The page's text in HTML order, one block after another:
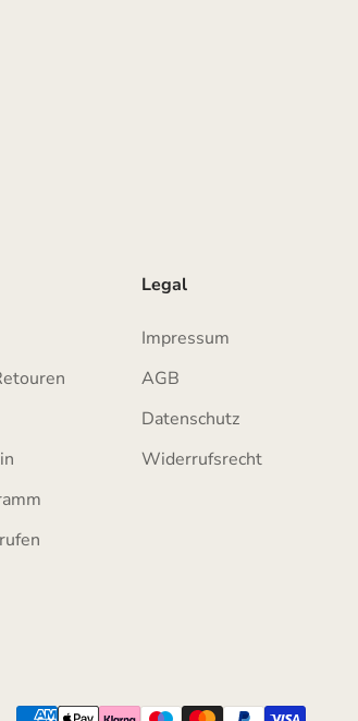
Legal
Impressum
AGB
Datenschutz
Widerrufsrecht